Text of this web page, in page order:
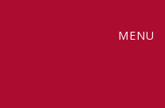
MENU